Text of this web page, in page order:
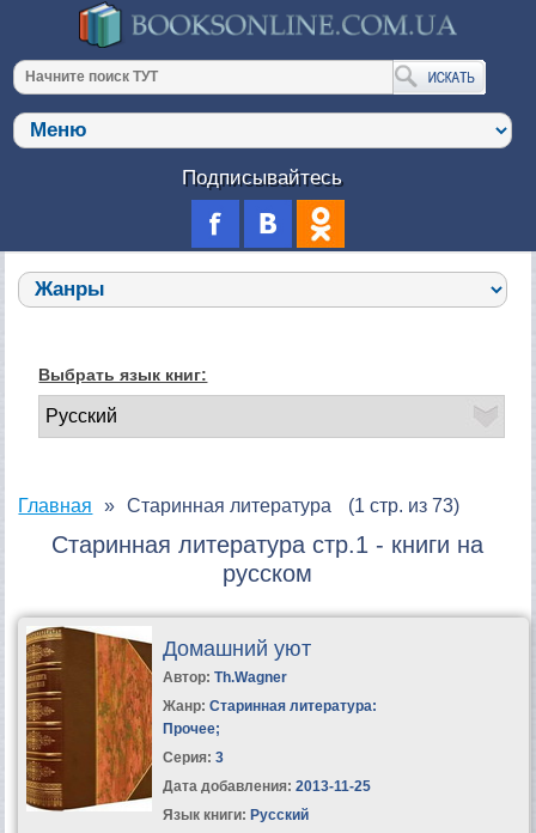
Подписывайтесь
Выбрать язык книг:
Главная Старинная литература (1 стр. из 73)
Старинная литература стр.1 - книги на
русском
Домашний уют
Автор: Th.Wagner
Жанр: Старинная литература:
Прочее;
Серия: 3
Дата добавления: 2013-11-25
Язык книги: Русский